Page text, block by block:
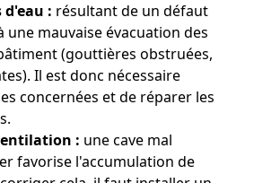
: résultant de un défaut
une mauvaise évacuation des
(gouttières obstruées,
Il est donc nécessaire
concernées et de réparer les
: une cave mal
favorise l'accumulation de